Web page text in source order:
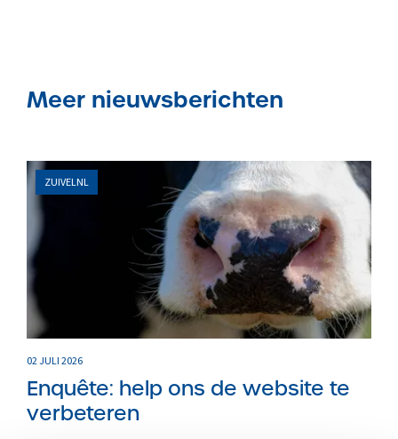
Meer nieuwsberichten
ZUIVELNL
02 JULI 2026
Enquête: help ons de website te
verbeteren